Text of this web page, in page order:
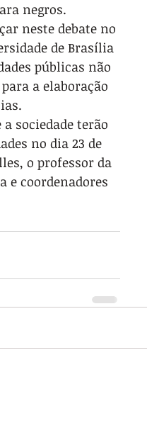
negros.
neste debate no
de Brasília
públicas não
a elaboração
sociedade terão
no dia 23 de
o professor da
e coordenadores